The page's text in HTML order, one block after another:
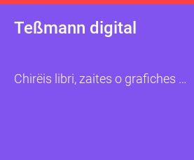
Teßmann digital
Chirëis libri, zaites o grafiches …